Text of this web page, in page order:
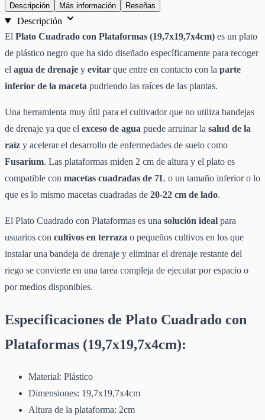
Descripción Más información Reseñas
Descripción
El Plato Cuadrado con Plataformas (19,7x19,7x4cm) es un plato
de plástico negro que ha sido diseñado específicamente para recoger
el agua de drenaje y evitar que entre en contacto con la parte
inferior de la maceta pudriendo las raíces de las plantas.
Una herramienta muy útil para el cultivador que no utiliza bandejas
de drenaje ya que el exceso de agua puede arruinar la salud de la
raíz y acelerar el desarrollo de enfermedades de suelo como
Fusarium. Las plataformas miden 2 cm de altura y el plato es
compatible con macetas cuadradas de 7L o un tamaño inferior o lo
que es lo mismo macetas cuadradas de 20-22 cm de lado.
El Plato Cuadrado con Plataformas es una solución ideal para
usuarios con cultivos en terraza o pequeños cultivos en los que
instalar una bandeja de drenaje y eliminar el drenaje restante del
riego se convierte en una tarea compleja de ejecutar por espacio o
por medios disponibles.
Especificaciones de Plato Cuadrado con
Plataformas (19,7x19,7x4cm):
Material: Plástico
Dimensiones: 19,7x19,7x4cm
Altura de la plataforma: 2cm